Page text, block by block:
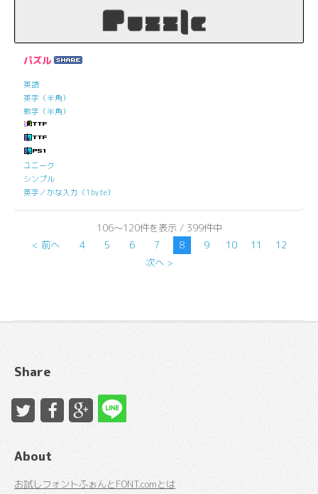
パズル
英語
英字（半角）
数字（半角）
ユニーク
シンプル
英字／かな入力（1byte）
106～120件を表示 / 399件中
< 前へ
4 5 6 7 8 9 10 11
12
次へ >
Share
About
お試しフォントふぉんとFONT.comとは